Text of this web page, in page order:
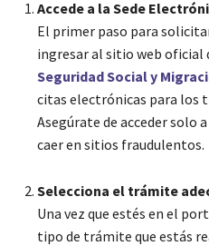
Accede a la Sede
El primer paso para
ingresar al sitio web oficial
Seguridad Social y
citas electrónicas para los
Asegúrate de acceder solo
caer en sitios fraudulentos.
Selecciona el trámite
Una vez que estés en el
tipo de trámite que estás